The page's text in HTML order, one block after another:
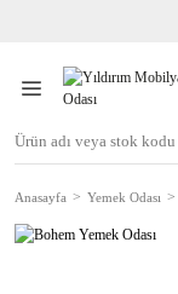
Anasayfa Yemek Odası